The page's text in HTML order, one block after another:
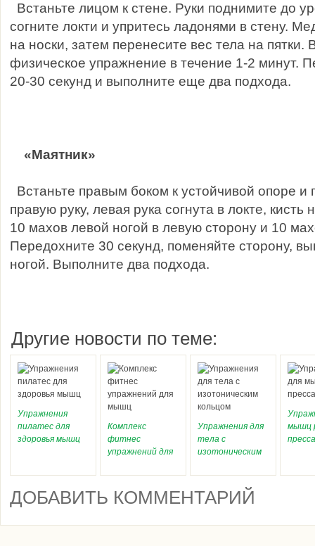
Встаньте лицом к стене. Руки поднимите до
согните локти и упритесь ладонями в стену.
на носки, затем перенесите вес тела на пятки.
физическое упражнение в течение 1-2 минут.
20-30 секунд и выполните еще два подхода.
«Маятник»
Встаньте правым боком к устойчивой опоре и
правую руку, левая рука согнута в локте,
10 махов левой ногой в левую сторону и 10
Передохните 30 секунд, поменяйте сторону,
ногой. Выполните два подхода.
Другие новости по теме:
Упражнения
пилатес для
здоровья мышц
Комплекс
фитнес
упражнений для
Упражнения для
тела с
изотоническим
мышц
пресса
ДОБАВИТЬ КОММЕНТАРИЙ